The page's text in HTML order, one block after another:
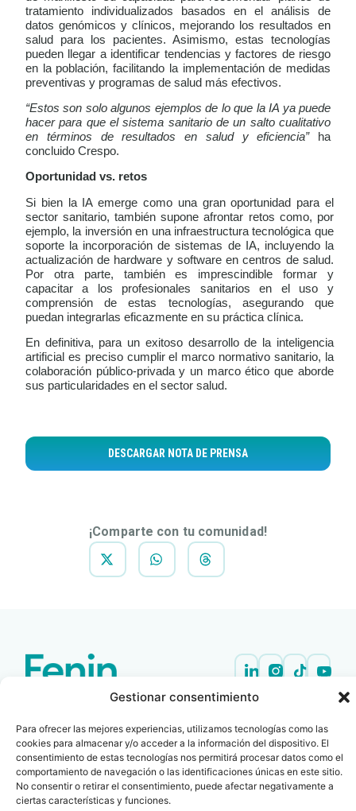
Gestionar consentimiento
Para ofrecer las mejores experiencias, utilizamos tecnologías como las
cookies para almacenar y/o acceder a la información del dispositivo. El
consentimiento de estas tecnologías nos permitirá procesar datos como el
comportamiento de navegación o las identificaciones únicas en este sitio.
No consentir o retirar el consentimiento, puede afectar negativamente a
ciertas características y funciones.
tratamiento individualizados basados en el análisis de
datos genómicos y clínicos, mejorando los resultados en
salud para los pacientes. Asimismo, estas tecnologías
pueden llegar a identificar tendencias y factores de riesgo
en la población, facilitando la implementación de medidas
preventivas y programas de salud más efectivos.
“Estos son solo algunos ejemplos de lo que la IA ya puede
hacer para que el sistema sanitario de un salto cualitativo
en términos de resultados en salud y eficiencia”ha
concluido Crespo.
Oportunidad vs. retos
Si bien la IA emerge como una gran oportunidad para el
sector sanitario, también supone afrontar retos como, por
ejemplo, la inversión en una infraestructura tecnológica que
soporte la incorporación de sistemas de IA, incluyendo la
actualización de hardware y software en centros de salud.
Por otra parte, también es imprescindible formar y
capacitar a los profesionales sanitarios en el uso y
comprensión de estas tecnologías, asegurando que
puedan integrarlas eficazmente en su práctica clínica.
En definitiva, para un exitoso desarrollo de la inteligencia
artificial es preciso cumplir el marco normativo sanitario, la
colaboración público-privada y un marco ético que aborde
sus particularidades en el sector salud.
DESCARGAR NOTA DE PRENSA
¡Comparte con tu comunidad!
C/ Villanueva, 20 - 1-
28001
915 759 800
Oficina Barcelona
1º, 3ª 08006
932 014 655
Copyright © 2025 FENIN |